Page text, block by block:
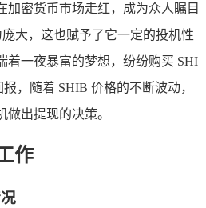
加密货币市场走红，成为众人瞩目
大，这也赋予了它一定的投机性
着一夜暴富的梦想，纷纷购买 SHI
，随着 SHIB 价格的不断波动，
出提现的决策。
作